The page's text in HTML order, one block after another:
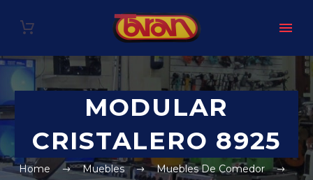
MODULAR
CRISTALERO 8925
Home Muebles
Muebles De Comedor